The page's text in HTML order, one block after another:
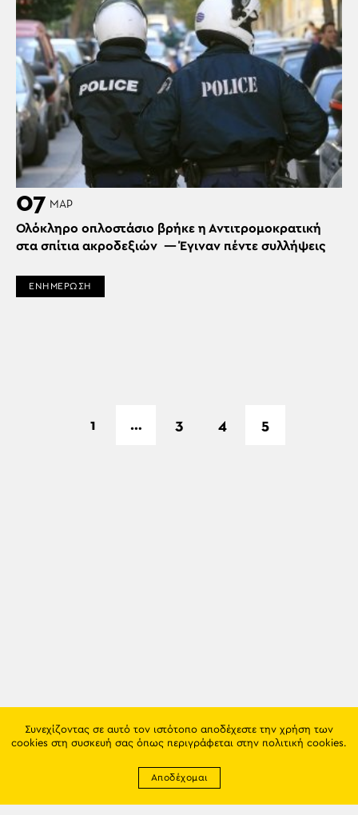
07 ΜΑΡ
Ολόκληρο οπλοστάσιο βρήκε η Αντιτρομοκρατική
στα σπίτια ακροδεξιών — Έγιναν πέντε συλλήψεις
ΕΝΗΜΕΡΩΣΗ
1 … 3 4 5
Συνεχίζοντας σε αυτό τον ιστότοπο αποδέχεστε την χρήση των
cookies στη συσκευή σας όπως περιγράφεται στην πολιτική cookies.
Αποδέχομαι